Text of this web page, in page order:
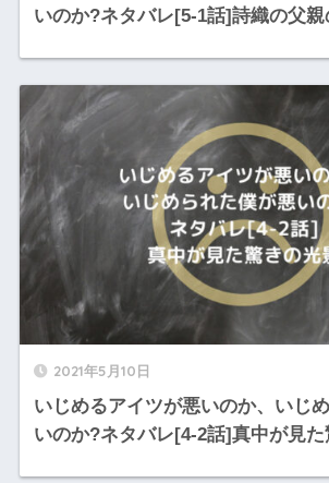
いのか?ネタバレ[5-1話]詩織の父
2021年5月10日
いじめるアイツが悪いのか、いじ
いのか?ネタバレ[4-2話]真中が見